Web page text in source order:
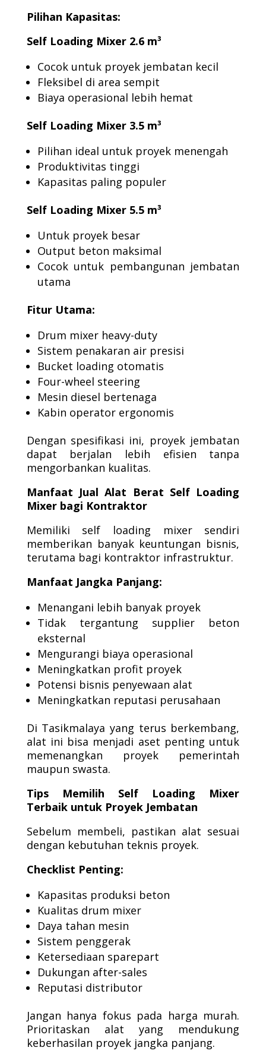
Pilihan Kapasitas:
Self Loading Mixer 2.6 m³
Cocok untuk proyek jembatan kecil
Fleksibel di area sempit
Biaya operasional lebih hemat
Self Loading Mixer 3.5 m³
Pilihan ideal untuk proyek menengah
Produktivitas tinggi
Kapasitas paling populer
Self Loading Mixer 5.5 m³
Untuk proyek besar
Output beton maksimal
Cocok untuk pembangunan jembatan
utama
Fitur Utama:
Drum mixer heavy-duty
Sistem penakaran air presisi
Bucket loading otomatis
Four-wheel steering
Mesin diesel bertenaga
Kabin operator ergonomis
Dengan spesifikasi ini, proyek jembatan
dapat berjalan lebih efisien tanpa
mengorbankan kualitas.
Manfaat Jual Alat Berat Self Loading
Mixer bagi Kontraktor
Memiliki self loading mixer sendiri
memberikan banyak keuntungan bisnis,
terutama bagi kontraktor infrastruktur.
Manfaat Jangka Panjang:
Menangani lebih banyak proyek
Tidak tergantung supplier beton
eksternal
Mengurangi biaya operasional
Meningkatkan profit proyek
Potensi bisnis penyewaan alat
Meningkatkan reputasi perusahaan
Di Tasikmalaya yang terus berkembang,
alat ini bisa menjadi aset penting untuk
memenangkan proyek pemerintah
maupun swasta.
Tips Memilih Self Loading Mixer
Terbaik untuk Proyek Jembatan
Sebelum membeli, pastikan alat sesuai
dengan kebutuhan teknis proyek.
Checklist Penting:
Kapasitas produksi beton
Kualitas drum mixer
Daya tahan mesin
Sistem penggerak
Ketersediaan sparepart
Dukungan after-sales
Reputasi distributor
Jangan hanya fokus pada harga murah.
Prioritaskan alat yang mendukung
keberhasilan proyek jangka panjang.